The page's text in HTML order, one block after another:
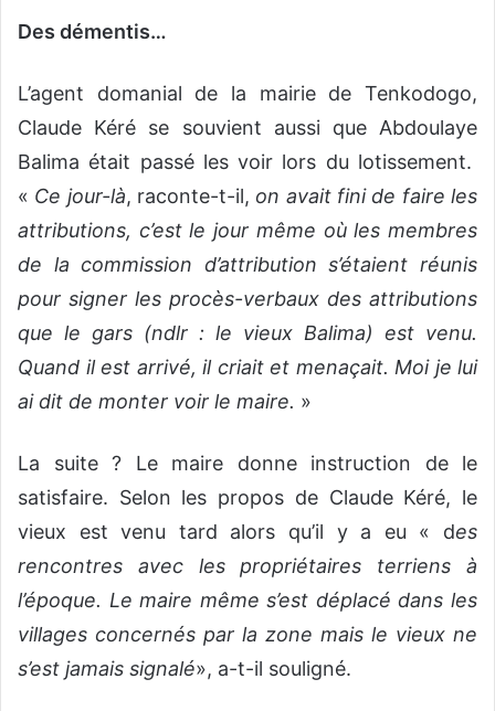
Des démentis…
L’agent domanial de la mairie de Tenkodogo,
Claude Kéré se souvient aussi que Abdoulaye
Balima était passé les voir lors du lotissement.
« Ce jour-là, raconte-t-il, on avait fini de faire les
attributions, c’est le jour même où les membres
de la commission d’attribution s’étaient réunis
pour signer les procès-verbaux des attributions
que le gars (ndlr : le vieux Balima) est venu.
Quand il est arrivé, il criait et menaçait. Moi je lui
ai dit de monter voir le maire. »
La suite ? Le maire donne instruction de le
satisfaire. Selon les propos de Claude Kéré, le
vieux est venu tard alors qu’il y a eu « des
rencontres avec les propriétaires terriens à
l’époque. Le maire même s’est déplacé dans les
villages concernés par la zone mais le vieux ne
s’est jamais signalé», a-t-il souligné.